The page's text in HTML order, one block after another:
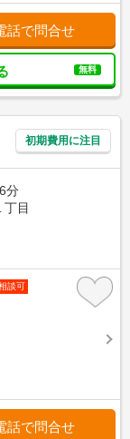
話で問合せ
無料
初期費用に注目
分
目
談可
話で問合せ